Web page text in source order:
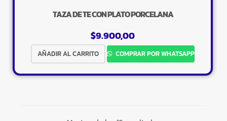
TAZA DE TE CON PLATO PORCELANA
$9.900,00
AÑADIR AL CARRITO COMPRAR POR WHATSAPP